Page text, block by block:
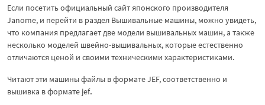
Если посетить официальный сайт японского производителя
Janome, и перейти в раздел Вышивальные машины, можно увидеть,
что компания предлагает две модели вышивальных машин, а также
несколько моделей швейно-вышивальных, которые естественно
отличаются ценой и своими техническими характеристиками.
Читают эти машины файлы в формате JEF, соответственно и
вышивка в формате jef.